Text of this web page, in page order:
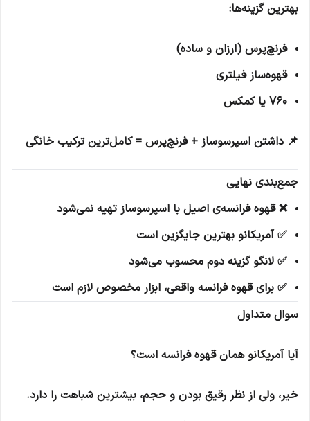
بهترین گزینه‌ها:
فرنچ‌پرس (ارزان و ساده)
قهوه‌ساز فیلتری
V60 یا کمکس
📌 داشتن اسپرسوساز + فرنچ‌پرس = کامل‌ترین ترکیب خانگی
جمع‌بندی نهایی
❌ قهوه فرانسه‌ی اصیل با اسپرسوساز تهیه نمی‌شود
✅ آمریکانو بهترین جایگزین است
✅ لانگو گزینه دوم محسوب می‌شود
✅ برای قهوه فرانسه واقعی، ابزار مخصوص لازم است
سوال متداول
آیا آمریکانو همان قهوه فرانسه است؟
خیر، ولی از نظر رقیق بودن و حجم، بیشترین شباهت را دارد.